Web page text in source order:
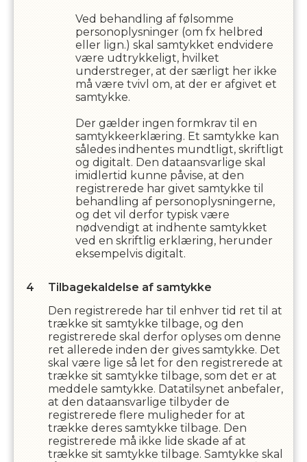
Ved behandling af følsomme
personoplysninger (om fx helbred
eller lign.) skal samtykket endvidere
være udtrykkeligt, hvilket
understreger, at der særligt her ikke
må være tvivl om, at der er afgivet et
samtykke.
Der gælder ingen formkrav til en
samtykkeerklæring. Et samtykke kan
således indhentes mundtligt, skriftligt
og digitalt. Den dataansvarlige skal
imidlertid kunne påvise, at den
registrerede har givet samtykke til
behandling af personoplysningerne,
og det vil derfor typisk være
nødvendigt at indhente samtykket
ved en skriftlig erklæring, herunder
eksempelvis digitalt.
Tilbagekaldelse af samtykke
Den registrerede har til enhver tid ret til at
trække sit samtykke tilbage, og den
registrerede skal derfor oplyses om denne
ret allerede inden der gives samtykke. Det
skal være lige så let for den registrerede at
trække sit samtykke tilbage, som det er at
meddele samtykke. Datatilsynet anbefaler,
at den dataansvarlige tilbyder de
registrerede flere muligheder for at
trække deres samtykke tilbage. Den
registrerede må ikke lide skade af at
trække sit samtykke tilbage. Samtykke skal